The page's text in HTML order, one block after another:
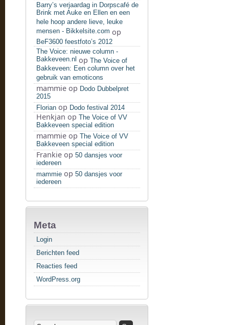
Barry’s verjaardag in Dorpscafé de
Brink met Auke en Ellen en een
hele hoop andere lieve, leuke
mensen - Bikkelsite.com op
BeF3600 feestfoto’s 2012
The Voice: nieuwe column -
Bakkeveen.nl op The Voice of
Bakkeveen: Een column over het
gebruik van emoticons
mammie op Dodo Dubbelpret
2015
Florian op Dodo festival 2014
Henkjan op The Voice of VV
Bakkeveen special edition
mammie op The Voice of VV
Bakkeveen special edition
Frankie op 50 dansjes voor
iedereen
mammie op 50 dansjes voor
iedereen
Meta
Login
Berichten feed
Reacties feed
WordPress.org